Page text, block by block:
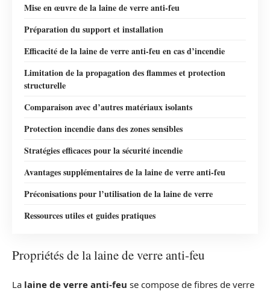
Mise en œuvre de la laine de verre anti-feu
Préparation du support et installation
Efficacité de la laine de verre anti-feu en cas d’incendie
Limitation de la propagation des flammes et protection
structurelle
Comparaison avec d’autres matériaux isolants
Protection incendie dans des zones sensibles
Stratégies efficaces pour la sécurité incendie
Avantages supplémentaires de la laine de verre anti-feu
Préconisations pour l’utilisation de la laine de verre
Ressources utiles et guides pratiques
Propriétés de la laine de verre anti-feu
La laine de verre anti-feu se compose de fibres de verre